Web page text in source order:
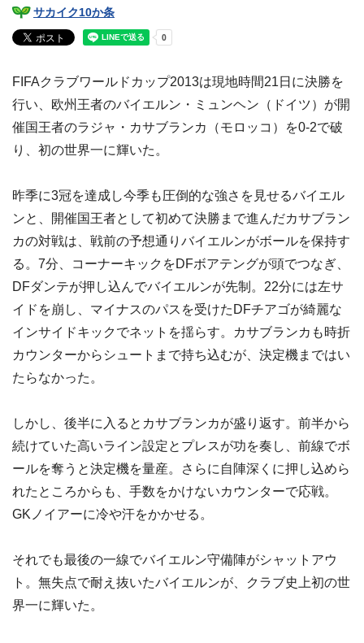
サカイク10か条
FIFAクラブワールドカップ2013は現地時間21日に決勝を
行い、欧州王者のバイエルン・ミュンヘン（ドイツ）が開
催国王者のラジャ・カサブランカ（モロッコ）を0-2で破
り、初の世界一に輝いた。
昨季に3冠を達成し今季も圧倒的な強さを見せるバイエル
ンと、開催国王者として初めて決勝まで進んだカサブラン
カの対戦は、戦前の予想通りバイエルンがボールを保持す
る。7分、コーナーキックをDFボアテングが頭でつなぎ、
DFダンテが押し込んでバイエルンが先制。22分には左サ
イドを崩し、マイナスのパスを受けたDFチアゴが綺麗な
インサイドキックでネットを揺らす。カサブランカも時折
カウンターからシュートまで持ち込むが、決定機まではい
たらなかった。
しかし、後半に入るとカサブランカが盛り返す。前半から
続けていた高いライン設定とプレスが功を奏し、前線でボ
ールを奪うと決定機を量産。さらに自陣深くに押し込めら
れたところからも、手数をかけないカウンターで応戦。
GKノイアーに冷や汗をかかせる。
それでも最後の一線でバイエルン守備陣がシャットアウ
ト。無失点で耐え抜いたバイエルンが、クラブ史上初の世
界一に輝いた。